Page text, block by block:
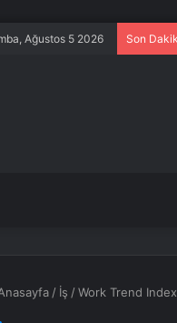
Ağustos 5 2026 Son
/ İş /Work Trend